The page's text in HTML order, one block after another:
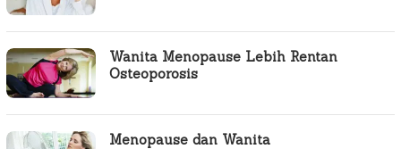
Wanita Menopause Lebih Rentan
Osteoporosis
Menopause dan Wanita